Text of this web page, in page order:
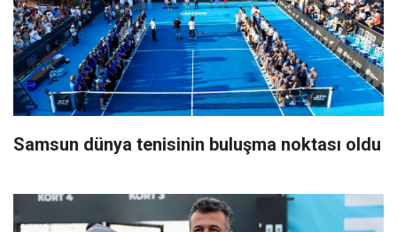
Samsun dünya tenisinin buluşma noktası oldu